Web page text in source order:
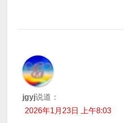
jgyj说道：
2026年1月23日 上午8:03